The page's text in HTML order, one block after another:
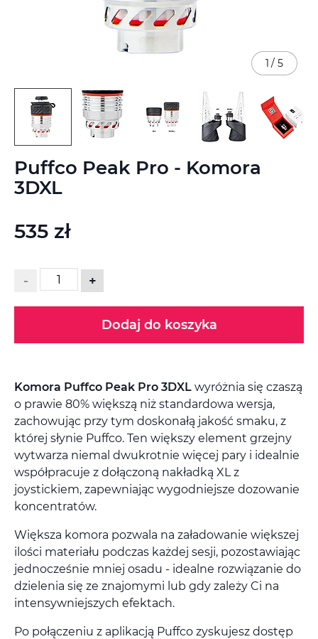
Puffco Peak Pro - Komora
3DXL
535 zł
- +
Dodaj do koszyka
Komora Puffco Peak Pro 3DXL wyróżnia się czaszą
o prawie 80% większą niż standardowa wersja,
zachowując przy tym doskonałą jakość smaku, z
której słynie Puffco. Ten większy element grzejny
wytwarza niemal dwukrotnie więcej pary i idealnie
współpracuje z dołączoną nakładką XL z
joystickiem, zapewniając wygodniejsze dozowanie
koncentratów.
Większa komora pozwala na załadowanie większej
ilości materiału podczas każdej sesji, pozostawiając
jednocześnie mniej osadu - idealne rozwiązanie do
dzielenia się ze znajomymi lub gdy zależy Ci na
intensywniejszych efektach.
Po połączeniu z aplikacją Puffco zyskujesz dostęp
1 / 5
na
początek
galerii